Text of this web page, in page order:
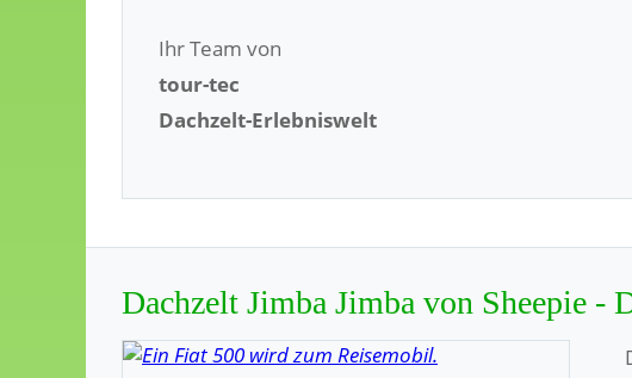
Ihr Team von
tour-tec
Dachzelt-Erlebniswelt
Dachzelt Jimba Jimba von Sheepie -